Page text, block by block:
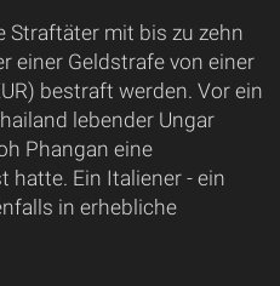
Straftäter mit bis zu zehn
einer Geldstrafe von einer
bestraft werden. Vor ein
lebender Ungar
Phangan eine
hatte. Ein Italiener - ein
in erhebliche